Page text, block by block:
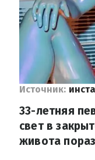
Источник:
33-летняя
свет в
живота